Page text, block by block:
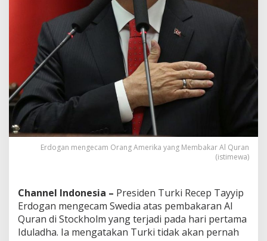
Erdogan mengecam Orang Amerika yang Membakar Al Quran
(istimewa)
Channel Indonesia – Presiden Turki Recep Tayyip
Erdogan mengecam Swedia atas pembakaran Al
Quran di Stockholm yang terjadi pada hari pertama
Iduladha. Ia mengatakan Turki tidak akan pernah